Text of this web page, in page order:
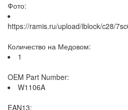
Фото:
https://ramis.ru/upload/iblock/c28/
Количество на Медовом:
1
OEM Part Number:
W1106A
EAN13: